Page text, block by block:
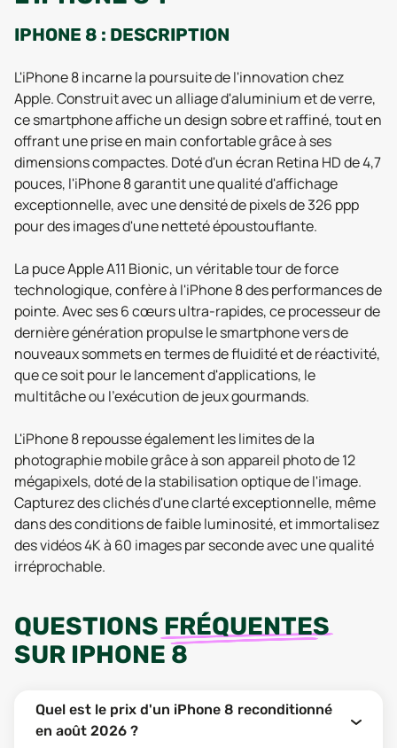
IPHONE 8 : DESCRIPTION
L'iPhone 8 incarne la poursuite de l'innovation chez
Apple. Construit avec un alliage d'aluminium et de verre,
ce smartphone affiche un design sobre et raffiné, tout en
offrant une prise en main confortable grâce à ses
dimensions compactes. Doté d'un écran Retina HD de 4,7
pouces, l'iPhone 8 garantit une qualité d'affichage
exceptionnelle, avec une densité de pixels de 326 ppp
pour des images d'une netteté époustouflante.
La puce Apple A11 Bionic, un véritable tour de force
technologique, confère à l'iPhone 8 des performances de
pointe. Avec ses 6 cœurs ultra-rapides, ce processeur de
dernière génération propulse le smartphone vers de
nouveaux sommets en termes de fluidité et de réactivité,
que ce soit pour le lancement d'applications, le
multitâche ou l'exécution de jeux gourmands.
L'iPhone 8 repousse également les limites de la
photographie mobile grâce à son appareil photo de 12
mégapixels, doté de la stabilisation optique de l'image.
Capturez des clichés d'une clarté exceptionnelle, même
dans des conditions de faible luminosité, et immortalisez
des vidéos 4K à 60 images par seconde avec une qualité
irréprochable.
QUESTIONS FRÉQUENTES
SUR IPHONE 8
Quel est le prix d'un iPhone 8 reconditionné
en août 2026 ?